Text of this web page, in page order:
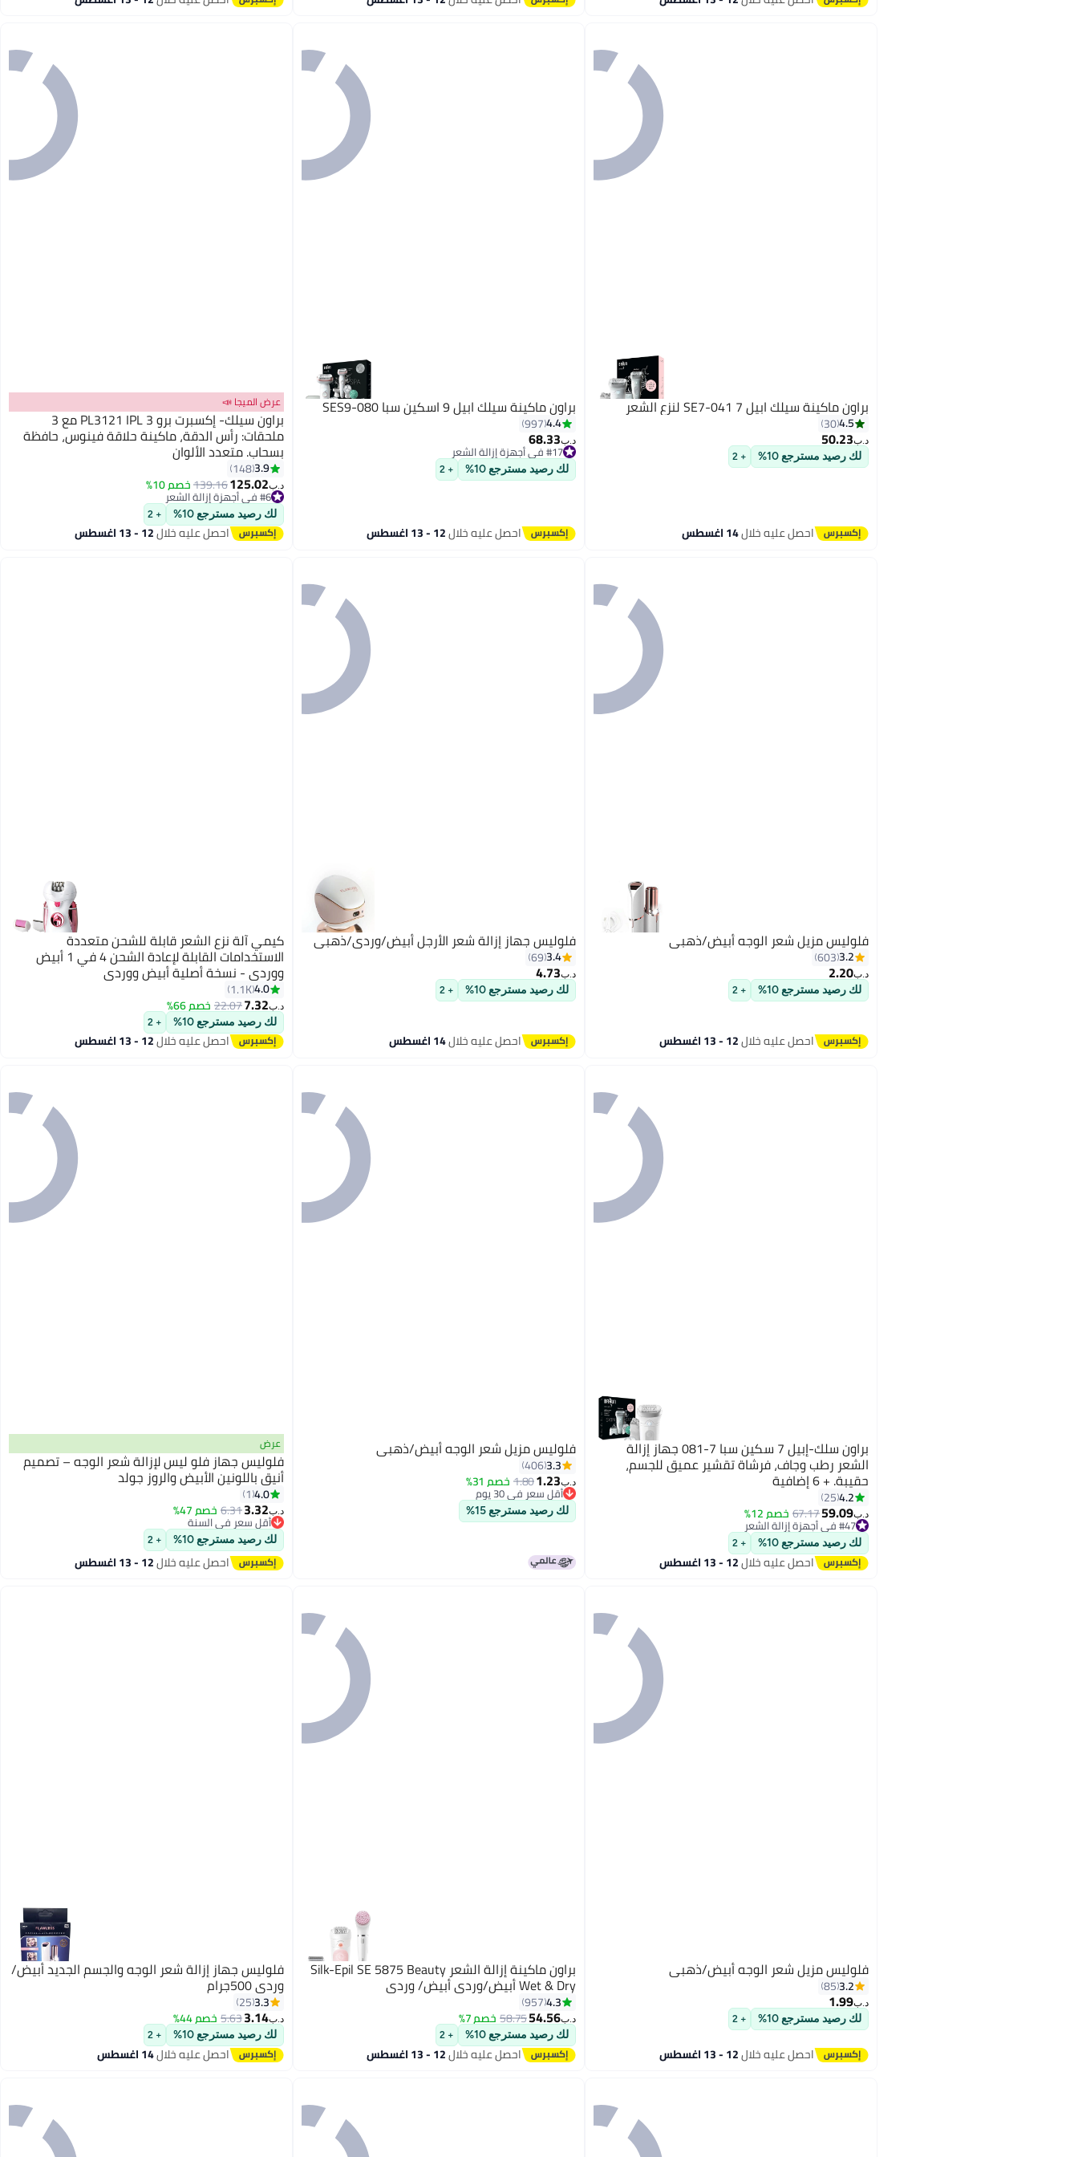
براون ماكينة سيلك ابيل 7 SE7-041 لنزع الشعر
4.5
30
د.ب‏50.23
لك رصيد مسترجع 10% + 2
احصل عليه خلال14 اغسطس
براون ماكينة سيلك ابيل 9 اسكين سبا SES9-080
4.4
997
د.ب‏68.33
#17 في أجهزة إزالة الشعر
#17 في أجهزة إزالة الشعر
لك رصيد مسترجع 10% + 2
احصل عليه خلال12 - 13 اغسطس
عرض الميجا 📣
براون سيلك- إكسبرت برو 3 PL3121 IPL مع 3
ملحقات: رأس الدقة، ماكينة حلاقة فينوس، حافظة
بسحاب. متعدد الألوان
3.9
148
د.ب‏125.02
139.16خصم 10%
#6 في أجهزة إزالة الشعر
#6 في أجهزة إزالة الشعر
لك رصيد مسترجع 10% + 2
احصل عليه خلال12 - 13 اغسطس
فلوليس مزيل شعر الوجه أبيض/ذهبي
3.2
603
د.ب‏2.20
لك رصيد مسترجع 10% + 2
احصل عليه خلال12 - 13 اغسطس
فلوليس جهاز إزالة شعر الأرجل أبيض/وردي/ذهبي
3.4
69
د.ب‏4.73
لك رصيد مسترجع 10% + 2
احصل عليه خلال14 اغسطس
كيمي آلة نزع الشعر قابلة للشحن متعددة
الاستخدامات القابلة لإعادة الشحن 4 في 1 أبيض
ووردي - نسخة أصلية أبيض ووردي
4.0
1.1K
د.ب‏7.32
22.07 خصم 66%
لك رصيد مسترجع 10% + 2
احصل عليه خلال12 - 13 اغسطس
براون سلك-إبيل 7 سكين سبا 7-081 جهاز إزالة
الشعر رطب وجاف، فرشاة تقشير عميق للجسم،
حقيبة. + 6 إضافية
4.2
25
د.ب‏59.09
67.17خصم 12%
#47 في أجهزة إزالة الشعر
#47 في أجهزة إزالة الشعر
لك رصيد مسترجع 10% + 2
احصل عليه خلال12 - 13 اغسطس
فلوليس مزيل شعر الوجه أبيض/ذهبي
3.3
406
د.ب‏1.23
1.80خصم 31%
أقل سعر في 30 يوم
أقل سعر في 30 يوم
لك رصيد مسترجع 15%
عرض
فلوليس جهاز فلو ليس لإزالة شعر الوجه – تصميم
أنيق باللونين الأبيض والروز جولد
4.0
1
د.ب‏3.32
6.31خصم 47%
أقل سعر في السنة
أقل سعر في السنة
لك رصيد مسترجع 10% + 2
احصل عليه خلال12 - 13 اغسطس
فلوليس مزيل شعر الوجه أبيض/ذهبي
3.2
85
د.ب‏1.99
لك رصيد مسترجع 10% + 2
احصل عليه خلال12 - 13 اغسطس
براون ماكينة إزالة الشعر Silk-Epil SE 5875 Beauty
Wet & Dry أبيض/وردي أبيض/ وردي
4.3
957
د.ب‏54.56
58.75خصم 7%
لك رصيد مسترجع 10% + 2
احصل عليه خلال12 - 13 اغسطس
فلوليس جهاز إزالة شعر الوجه والجسم الجديد أبيض/
وردي 500جرام
3.3
25
د.ب‏3.14
5.63خصم 44%
لك رصيد مسترجع 10% + 2
احصل عليه خلال14 اغسطس